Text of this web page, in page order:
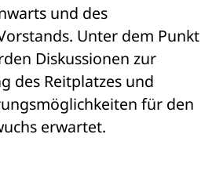
und des
Unter dem Punkt
Diskussionen zur
des Reitplatzes und
für den
erwartet.